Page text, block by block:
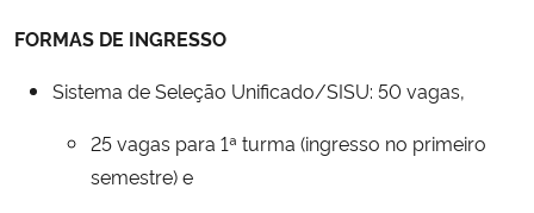
Ministério de Minas e Energia
Ministério da Ciência, Tecnologia, Inovações e Comunicações
FORMAS DE INGRESSO
Sistema de Seleção Unificado/SISU: 50 vagas,
25 vagas para 1ª turma (ingresso no primeiro
semestre) e